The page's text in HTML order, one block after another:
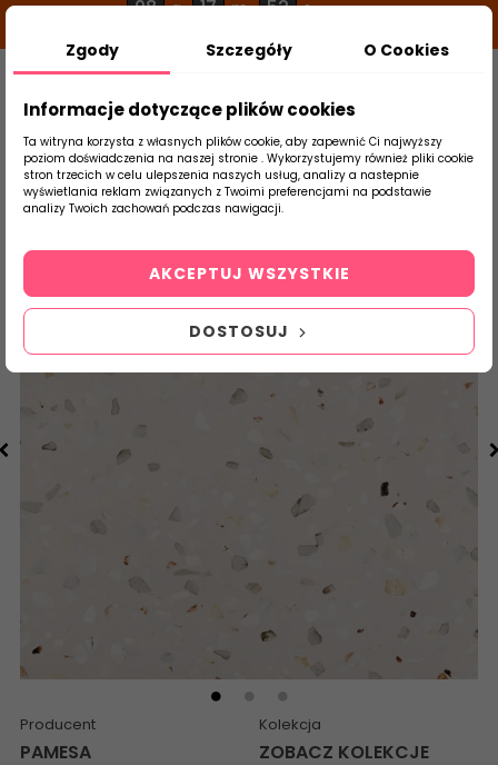
08 g 17 m 51 s
Szukaj
produktu
Strona Główna Salon / Taras Pamesa
Producent
PAMESA
Kolekcja
ZOBACZ KOLEKCJE
Zgody Szczegóły O Cookies
Informacje dotyczące plików cookies
Ta witryna korzysta z własnych plików cookie, aby zapewnić Ci najwyższy
poziom doświadczenia na naszej stronie . Wykorzystujemy również pliki cookie
stron trzecich w celu ulepszenia naszych usług, analizy a nastepnie
wyświetlania reklam związanych z Twoimi preferencjami na podstawie
analizy Twoich zachowań podczas nawigacji.
DOSTOSUJ
AKCEPTUJ WSZYSTKIE